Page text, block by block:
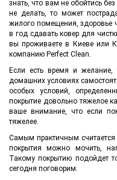
знать, что вам не обойтись
не делать, то может
жилого помещения, здоровье
в год сдавать ковер для
вы проживаете в Киеве или
компанию Perfect Clean.
Если есть время и
домашних условиях
особых условий,
покрытие довольно тяжелое
ваше внимание, что если
тяжелее.
Самым практичным
покрытия можно мочить,
Такому покрытию подойдет
сегодня поговорим.